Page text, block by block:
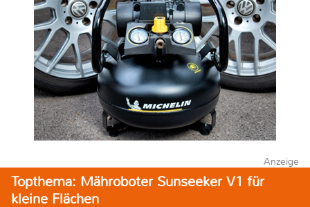
Anzeige
Topthema: Mähroboter Sunseeker V1 für
kleine Flächen